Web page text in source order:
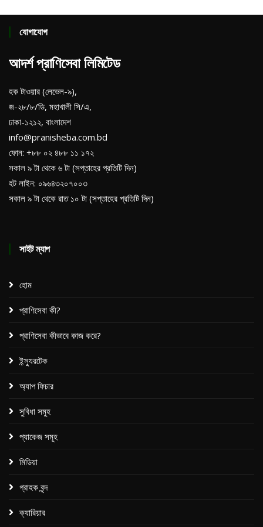
যোগাযোগ
আদর্শ প্রাণিসেবা লিমিটেড
হক টাওয়ার (লেভেল-৯),
জ-২৮/৮/ডি, মহাখালী সি/এ,
ঢাকা-১২১২, বাংলাদেশ
info@pranisheba.com.bd
ফোন: +৮৮ ০২ ৪৮৮ ১১ ১৭২
সকাল ৯ টা থেকে ৬ টা (সপ্তাহের প্রতিটি দিন)
হট লাইন: ০৯৬৪৩২০৭০০৩
সকাল ৯ টা থেকে রাত ১০ টা (সপ্তাহের প্রতিটি দিন)
সাইট ম্যাপ
হোম
প্রাণিসেবা কী?
প্রাণিসেবা কীভাবে কাজ করে?
ইন্স্যুরটেক
অ্যাপ ফিচার
সুবিধা সমুহ
প্যাকেজ সমূহ​
মিডিয়া
গ্রাহক বৃন্দ
ক্যারিয়ার